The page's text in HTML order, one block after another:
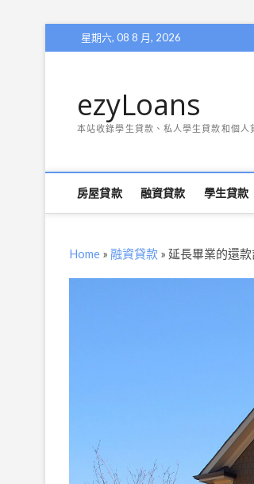
to
星期六, 08 8 月, 2026
ezyLoans
本站收錄學生貸款、私人學生貸款和個
房屋貸款 融資貸款 學生貸款
Home » 融資貸款 » 延長畢業的還款